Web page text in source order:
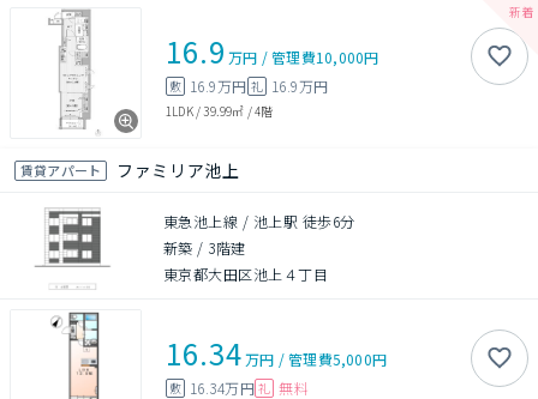
16.9 万円 /管理費10,000円
敷 16.9万円 礼 16.9万円
1LDK/39.99㎡ /4階
賃貸アパート ファミリア池上
東急池上線 / 池上駅 徒歩6分
新築 / 3階建
東京都大田区池上４丁目
16.34万円 /管理費5,000円
敷 16.34万円 礼 無料